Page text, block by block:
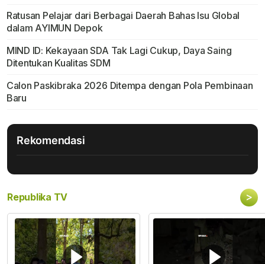
Ratusan Pelajar dari Berbagai Daerah Bahas Isu Global
dalam AYIMUN Depok
MIND ID: Kekayaan SDA Tak Lagi Cukup, Daya Saing
Ditentukan Kualitas SDM
Calon Paskibraka 2026 Ditempa dengan Pola Pembinaan
Baru
Rekomendasi
Republika TV >